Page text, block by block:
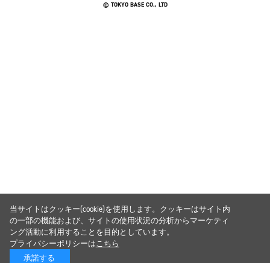
© TOKYO BASE CO., LTD
当サイトはクッキー(cookie)を使用します。クッキーはサイト内
の一部の機能および、サイトの使用状況の分析からマーケティ
ング活動に利用することを目的としています。
プライバシーポリシーはこちら
承諾する